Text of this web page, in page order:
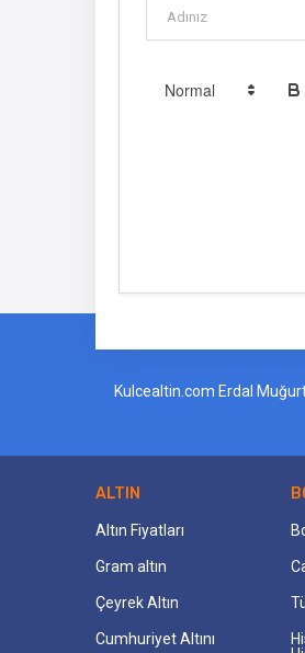
Kulcealtin.com Erdal
ALTIN
Altın Fiyatları
Gram altın
Çeyrek Altın
Cumhuriyet Altını